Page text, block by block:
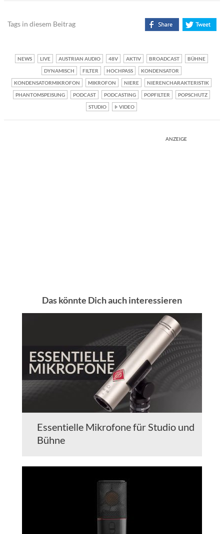
Tags in diesem Beitrag
NEWS LIVE AUSTRIAN AUDIO 48V AKTIV BROADCAST
BÜHNE
DYNAMISCH
FILTER HOCHPASS
KONDENSATOR
KONDENSATORMIKROFON
MIKROFON NIERE
NIERENCHARAKTERISTIK
PHANTOMSPEISUNG
PODCAST PODCASTING POPFILTER
POPSCHUTZ
STUDIO
VIDEO
ANZEIGE
Das könnte Dich auch interessieren
Essentielle Mikrofone für Studio und
Bühne